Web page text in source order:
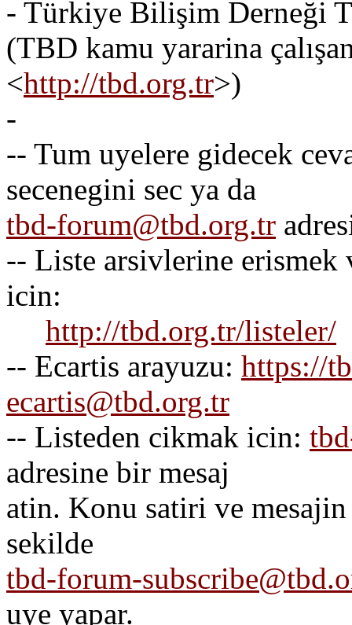
- Türkiye Bilişim Derneği
(TBD kamu yararina
<http://tbd.org.tr>)
-
-- Tum uyelere gidecek
secenegini sec ya da
tbd-forum@tbd.org.tr
-- Liste arsivlerine erismek
icin:
http://tbd.org.tr/listeler/
-- Ecartis arayuzu: https://
ecartis@tbd.org.tr
-- Listeden cikmak icin:
adresine bir mesaj
atin. Konu satiri ve
sekilde
tbd-forum-
uye yapar.